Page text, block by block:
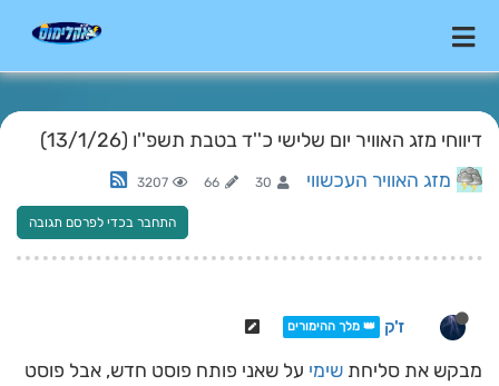
דיווחי מזג האוויר יום שלישי כ''ד בטבת תשפ''ו (13/1/26)
מזג האוויר העכשווי 30
66
3207
התחבר בכדי לפרסם תגובה
ז'ק 👑 מלך ההימורים
מבקש את סליחת שימי על שאני פותח פוסט חדש, אבל פוסט